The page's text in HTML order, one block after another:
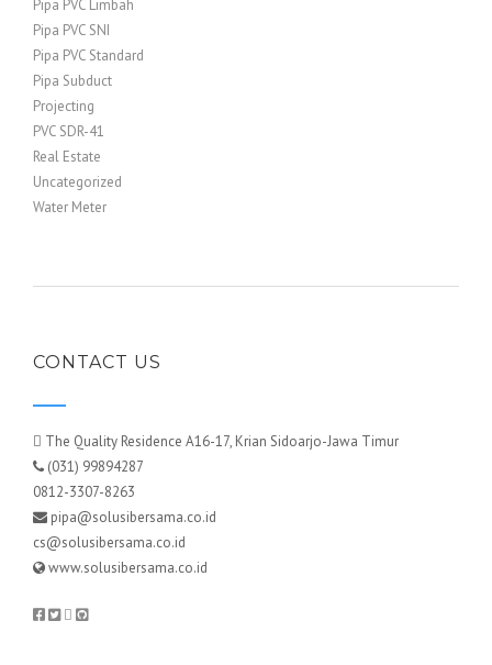
Pipa PVC Limbah
Pipa PVC SNI
Pipa PVC Standard
Pipa Subduct
Projecting
PVC SDR-41
Real Estate
Uncategorized
Water Meter
CONTACT US
The Quality Residence A16-17, Krian Sidoarjo-Jawa Timur
(031) 99894287
0812-3307-8263
pipa@solusibersama.co.id
cs@solusibersama.co.id
www.solusibersama.co.id